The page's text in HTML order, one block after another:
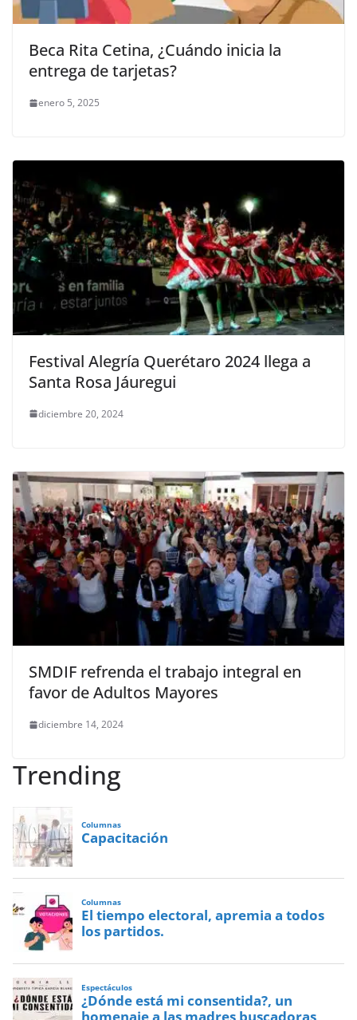
Beca Rita Cetina, ¿Cuándo inicia la
entrega de tarjetas?
enero 5, 2025
Festival Alegría Querétaro 2024 llega a
Santa Rosa Jáuregui
diciembre 20, 2024
SMDIF refrenda el trabajo integral en
favor de Adultos Mayores
diciembre 14, 2024
Trending